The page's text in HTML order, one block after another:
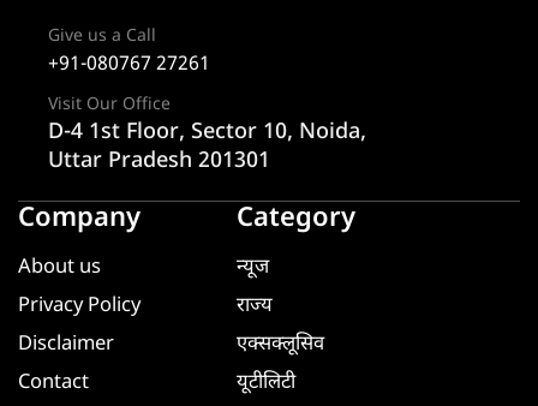
Give us a Call
+91-080767 27261
Visit Our Office
D-4 1st Floor, Sector 10, Noida,
Uttar Pradesh 201301
Company
About us
Privacy Policy
Disclaimer
Contact
Category
न्यूज
राज्य
एक्सक्लूसिव
यूटीलिटी